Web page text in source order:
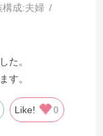
構成:夫婦
た。
す。
Like! 0